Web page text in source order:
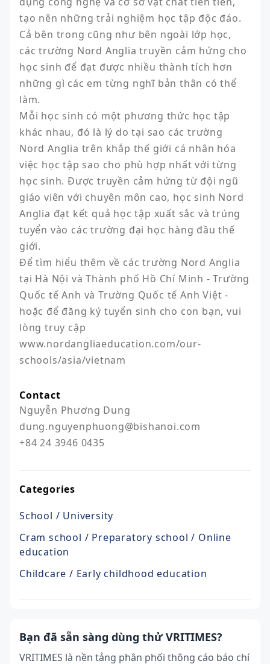
tạo nên những trải nghiệm học tập độc đáo.
Cả bên trong cũng như bên ngoài lớp học,
các trường Nord Anglia truyền cảm hứng cho
học sinh để đạt được nhiều thành tích hơn
những gì các em từng nghĩ bản thân có thể
làm.
Mỗi học sinh có một phương thức học tập
khác nhau, đó là lý do tại sao các trường
Nord Anglia trên khắp thế giới cá nhân hóa
việc học tập sao cho phù hợp nhất với từng
học sinh. Được truyền cảm hứng từ đội ngũ
giáo viên với chuyên môn cao, học sinh Nord
Anglia đạt kết quả học tập xuất sắc và trúng
tuyển vào các trường đại học hàng đầu thế
giới.
Để tìm hiểu thêm về các trường Nord Anglia
tại Hà Nội và Thành phố Hồ Chí Minh - Trường
Quốc tế Anh và Trường Quốc tế Anh Việt -
hoặc để đăng ký tuyển sinh cho con bạn, vui
lòng truy cập
www.nordangliaeducation.com/our-
schools/asia/vietnam
Contact
Nguyễn Phương Dung
dung.nguyenphuong@bishanoi.com
+84 24 3946 0435
Categories
School / University
Cram school / Preparatory school / Online
education
Childcare / Early childhood education
Bạn đã sẵn sàng dùng thử VRITIMES?
VRITIMES là nền tảng phân phối thông cáo báo chí